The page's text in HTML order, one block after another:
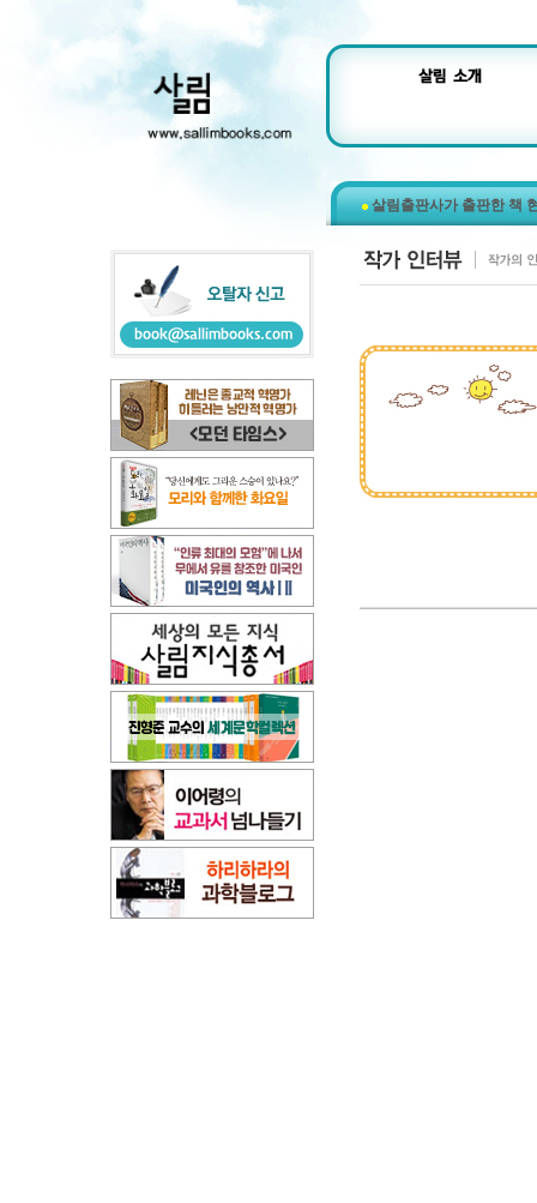
살림출판사가 출판한 책